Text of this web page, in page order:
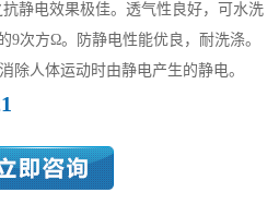
静电效果极佳。透气性良好，可水洗
9次方Ω。防静电性能优良，耐洗涤。
除人体运动时由静电产生的静电。